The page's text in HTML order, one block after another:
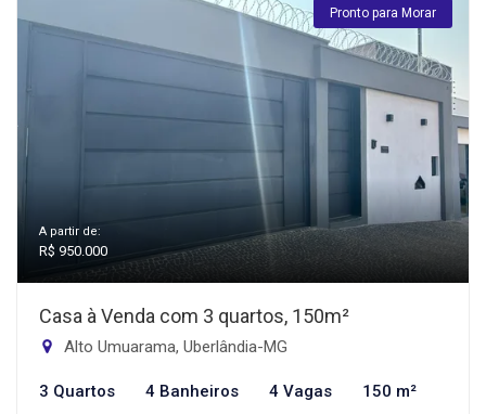
Pronto para Morar
A partir de:
R$ 950.000
Casa à Venda com 3 quartos, 150m²
Alto Umuarama, Uberlândia-MG
3 Quartos 4 Banheiros 4 Vagas 150 m²